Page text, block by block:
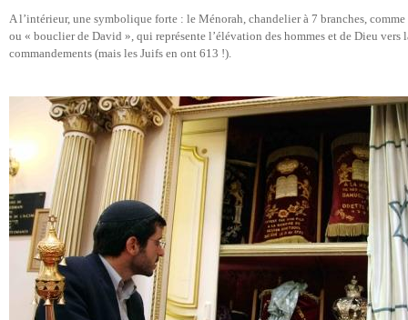
A l’intérieur, une symbolique forte : le Ménorah, chandelier à 7 branches,
ou « bouclier de David », qui représente l’élévation des hommes et de Dieu vers
commandements (mais les Juifs en ont 613 !).